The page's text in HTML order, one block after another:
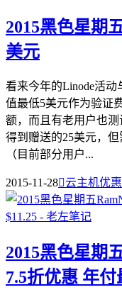
2015黑色星期
美元
看来今年的Linode活
值最低5美元作为验证
额，而且有老用户也
得到赠送的25美元，
（目前部分用户...
2015-11-28云主机优惠
2015黑色星期
7.5折优惠 年付